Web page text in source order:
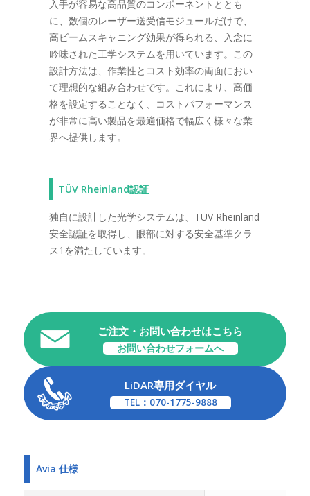
入手が容易な高品質のコンポーネントととも
に、数個のレーザー送受信モジュールだけで、
高ビームスキャニング効果が得られる、入念に
吟味された工学システムを用いています。この
設計方法は、作業性とコスト効率の両面におい
て理想的な組み合わせです。これにより、高価
格を設定することなく、コストパフォーマンス
が非常に高い製品を最適価格で幅広く様々な業
界へ提供します。
TÜV Rheinland認証
独自に設計した光学システムは、TÜV Rheinland
安全認証を取得し、眼部に対する安全基準クラ
ス1を満たしています。
ご注文・お問い合わせはこちら
お問い合わせフォームへ
LiDAR専用ダイヤル
TEL：070-1775-9888
Avia 仕様